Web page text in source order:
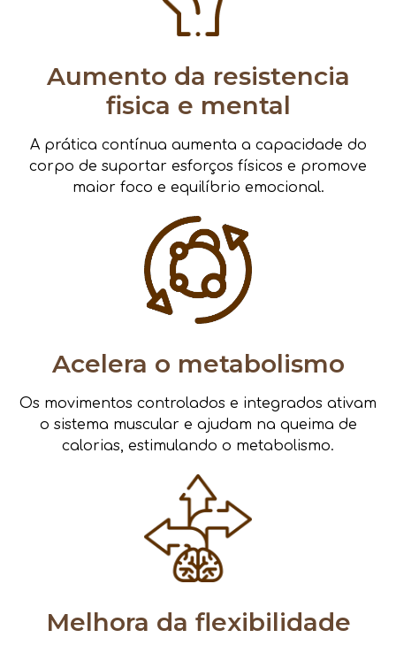
Aumento da resistencia
fisica e mental
A prática contínua aumenta a capacidade do
corpo de suportar esforços físicos e promove
maior foco e equilíbrio emocional.
Acelera o metabolismo
Os movimentos controlados e integrados ativam
o sistema muscular e ajudam na queima de
calorias, estimulando o metabolismo.
Melhora da flexibilidade